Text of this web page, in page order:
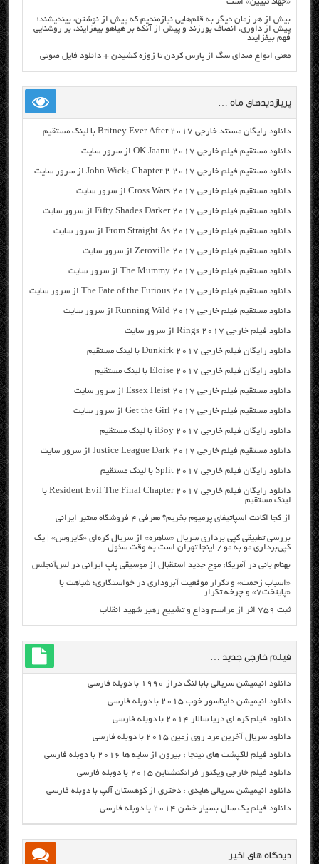
«جهاد تبیین» است
بیش از هر زمان دیگر به قلم‌هایی نیازمندیم که پیش از نوشتن، بیندیشند؛
پیش از داوری، انصاف بورزند و پیش از آنکه بر هیاهو بیفزایند، بر روشنایی
فهم بیفزایند
معنی انواع صدای سگ از پارس کردن تا زوزه کشیدن + دانلود فایل صوتی
پربازدیدهای ماه …
دانلود رایگان مسنتد خارجی Britney Ever After 2017 با لینک مستقیم
دانلود مستقیم فیلم خارجی OK Jaanu 2017 از سرور سایت
دانلود مستقیم فیلم خارجی John Wick: Chapter 2 2017 از سرور سایت
دانلود مستقیم فیلم خارجی Cross Wars 2017 از سرور سایت
دانلود مستقیم فیلم خارجی Fifty Shades Darker 2017 از سرور سایت
دانلود مستقیم فیلم خارجی From Straight As 2017 از سرور سایت
دانلود مستقیم فیلم خارجی Zeroville 2017 از سرور سایت
دانلود مستقیم فیلم خارجی The Mummy 2017 از سرور سایت
دانلود مستقیم فیلم خارجی The Fate of the Furious 2017 از سرور سایت
دانلود مستقیم فیلم خارجی Running Wild 2017 از سرور سایت
دانلود فیلم خارجی Rings 2017 از سرور سایت
دانلود رایگان فیلم خارجی Dunkirk 2017 با لینک مستقیم
دانلود رایگان فیلم خارجی Eloise 2017 با لینک مستقیم
دانلود مستقیم فیلم خارجی Essex Heist 2017 از سرور سایت
دانلود مستقیم فیلم خارجی Get the Girl 2017 از سرور سایت
دانلود رایگان فیلم خارجی iBoy 2017 با لینک مستقیم
دانلود مستقیم فیلم خارجی Justice League Dark 2017 از سرور سایت
دانلود رایگان فیلم خارجی Split 2017 با لینک مستقیم
دانلود رایگان فیلم خارجی Resident Evil The Final Chapter 2017 با
لینک مستقیم
از کجا اکانت اسپاتیفای پرمیوم بخریم؟ معرفی ۴ فروشگاه معتبر ایرانی
بررسی تطبیقی کپی برداری سریال «ساهره» از سریال کره‌ای «کایروس» | یک
کپی‌برداری مو به مو / اینجا تهران است به وقت سئول
بهنام بانی در آمریکا: موج جدید استقبال از موسیقی پاپ ایرانی در لس‌آنجلس
«اسباب زحمت» و تکرار موقعیت آبروداری در خواستگاری؛ شباهت با
«پایتخت۷» و چرخه تکرار
ثبت ۷۵۹ اثر از مراسم وداع و تشییع رهبر شهید انقلاب
فیلم خارجی جدید …
دانلود انیمیشن سریالی بابا لنگ دراز ۱۹۹۰ با دوبله فارسی
دانلود انیمیشن دایناسور خوب ۲۰۱۵ با دوبله فارسی
دانلود فیلم کره ای دریا سالار ۲۰۱۴ با دوبله فارسی
دانلود سریال آخرین مرد روی زمین ۲۰۱۵ با دوبله فارسی
دانلود فیلم لاکپشت های نینجا : بیرون از سایه ها ۲۰۱۶ با دوبله فارسی
دانلود فیلم خارجی ویکتور فرانکنشتاین ۲۰۱۵ با دوبله فارسی
دانلود انیمیشن سریالی هایدی : دختری از کوهستان آلپ با دوبله فارسی
دانلود فیلم یک سال بسیار خشن ۲۰۱۴ با دوبله فارسی
دیدگاه های اخیر …